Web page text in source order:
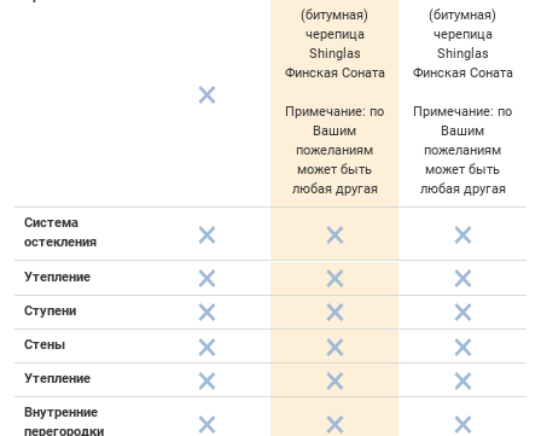
(битумная)
черепица
Shinglas
Финская Соната
Примечание: по
Вашим
пожеланиям
может быть
любая другая
(битумная)
черепица
Shinglas
Финская Соната
Примечание: по
Вашим
пожеланиям
может быть
любая другая
Система
остекления
Утепление
Ступени
Стены
Утепление
Внутренние